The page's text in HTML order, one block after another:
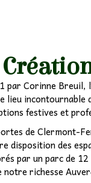
par Corinne Breuil,
lieu incontournable
festives et
de Clermont-
disposition des
par un parc de
notre richesse